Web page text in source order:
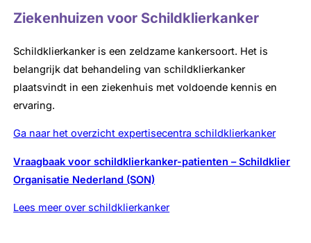
Ziekenhuizen voor Schildklierkanker
Schildklierkanker is een zeldzame kankersoort. Het is
belangrijk dat behandeling van schildklierkanker
plaatsvindt in een ziekenhuis met voldoende kennis en
ervaring.
Ga naar het overzicht expertisecentra schildklierkanker
Vraagbaak voor schildklierkanker-patienten – Schildklier
Organisatie Nederland (SON)
Lees meer over schildklierkanker